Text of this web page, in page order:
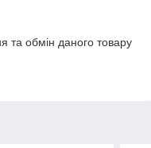
та обмін даного товару